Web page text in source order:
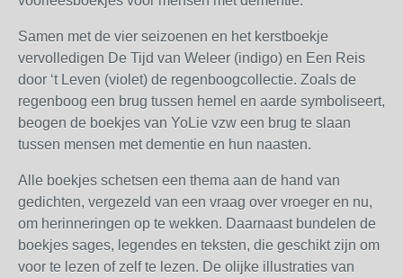
Samen met de vier seizoenen en het kerstboekje
vervolledigen De Tijd van Weleer (indigo) en Een Reis
door ‘t Leven (violet) de regenboogcollectie. Zoals de
regenboog een brug tussen hemel en aarde symboliseert,
beogen de boekjes van YoLie vzw een brug te slaan
tussen mensen met dementie en hun naasten.
Alle boekjes schetsen een thema aan de hand van
gedichten, vergezeld van een vraag over vroeger en nu,
om herinneringen op te wekken. Daarnaast bundelen de
boekjes sages, legendes en teksten, die geschikt zijn om
voor te lezen of zelf te lezen. De olijke illustraties van